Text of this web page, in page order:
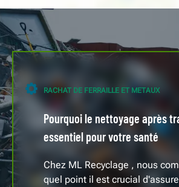
RACHAT DE FERRAILLE ET METAUX
Pourquoi le nettoyage après
essentiel pour votre santé
Chez ML Recyclage , nous
quel point il est crucial